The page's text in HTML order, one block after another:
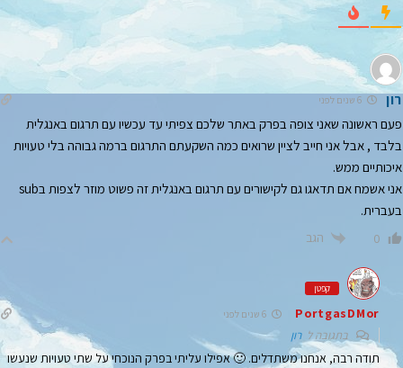
רון 6 שנים לפני
פעם ראשונה שאני צופה בפרק באתר שלכם צפיתי עד עכשיו עם תרגום באנגלית
בלבד , אבל אני חייב לציין שרואים כמה השקעתם התרגום ברמה גבוהה בלי טעויות
איכותיים ממש.
אני אשמח אם תדאגו גם לקישורים עם תרגום באנגלית זה פשוט מוזר לצפות בsub
בעברית.
0 הגב
קפטן
PortgasDMor
בתגובה לרון
תודה רבה, אנחנו משתדלים. 🙂 אפילו עליתי בפרק הנוכחי על שתי טעויות שנעשו